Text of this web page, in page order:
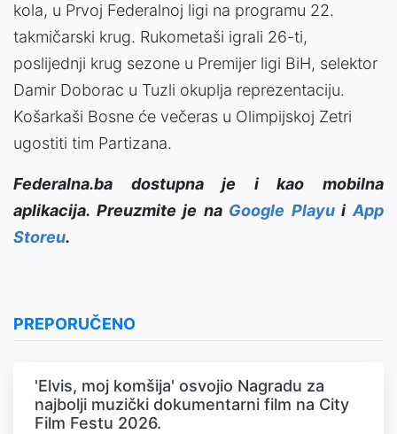
kola, u Prvoj Federalnoj ligi na programu 22.
takmičarski krug. Rukometaši igrali 26-ti,
poslijednji krug sezone u Premijer ligi BiH, selektor
Damir Doborac u Tuzli okuplja reprezentaciju.
Košarkaši Bosne će večeras u Olimpijskoj Zetri
ugostiti tim Partizana.
Federalna.ba dostupna je i kao mobilna
aplikacija. Preuzmite je na Google PlayuiApp
Storeu.
PREPORUČENO
'Elvis, moj komšija' osvojio Nagradu za
najbolji muzički dokumentarni film na City
Film Festu 2026.